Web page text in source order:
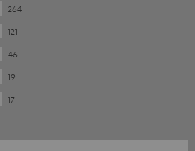
264
121
46
19
17